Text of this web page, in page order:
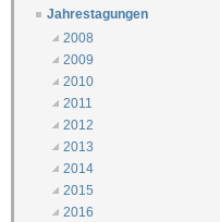
Jahrestagungen
2008
2009
2010
2011
2012
2013
2014
2015
2016